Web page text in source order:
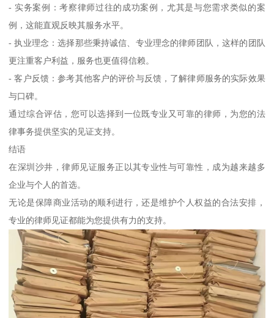
- 实务案例：考察律师过往的成功案例，尤其是与您需求类似的案
例，这能直观反映其服务水平。
- 执业理念：选择那些秉持诚信、专业理念的律师团队，这样的团队
更注重客户利益，服务也更值得信赖。
- 客户反馈：参考其他客户的评价与反馈，了解律师服务的实际效果
与口碑。
通过综合评估，您可以选择到一位既专业又可靠的律师，为您的法
律事务提供坚实的见证支持。
结语
在深圳沙井，律师见证服务正以其专业性与可靠性，成为越来越多
企业与个人的首选。
无论是保障商业活动的顺利进行，还是维护个人权益的合法安排，
专业的律师见证都能为您提供有力的支持。